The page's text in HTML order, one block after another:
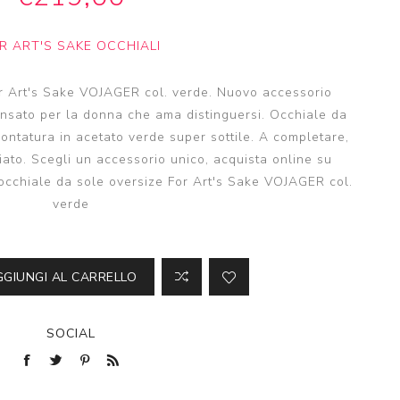
ART'S SAKE OCCHIALI
Sake VOJAGER col. verde. Nuovo accessorio
per la donna che ama distinguersi. Occhiale da
in acetato verde super sottile. A completare,
Scegli un accessorio unico, acquista online su
da sole oversize For Art's Sake VOJAGER col.
verde
AL CARRELLO
SOCIAL